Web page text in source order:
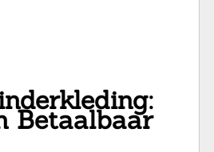
Betaalbaar